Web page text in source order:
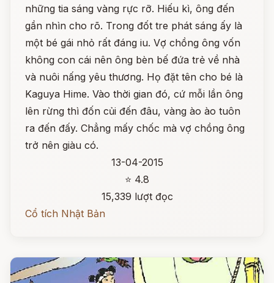
những tia sáng vàng rực rỡ. Hiếu kì, ông đến
gần nhìn cho rõ. Trong đốt tre phát sáng ấy là
một bé gái nhỏ rất đáng iu. Vợ chồng ông vốn
không con cái nên ông bèn bế đứa trẻ về nhà
và nuôi nấng yêu thương. Họ đặt tên cho bé là
Kaguya Hime. Vào thời gian đó, cứ mỗi lần ông
lên rừng thì đốn củi đến đâu, vàng ào ào tuôn
ra đến đấy. Chẳng mấy chốc mà vợ chồng ông
trở nên giàu có.
13-04-2015
⭐ 4.8
15,339 lượt đọc
Cổ tích Nhật Bản